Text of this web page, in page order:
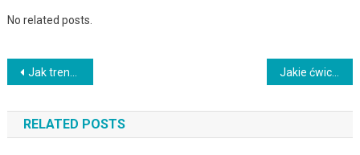
No related posts.
Nawigacja
wpisu
Jak trenować, aby zwiększyć swoją prędkość biegu? Jakie ćwiczenia prowadzą do efektywnego odchudzania?
RELATED POSTS